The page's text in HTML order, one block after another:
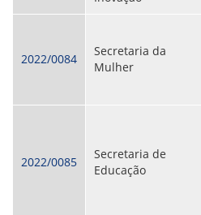
2022/0084
Secretaria da
Mulher
2022/0085
Secretaria de
Educação